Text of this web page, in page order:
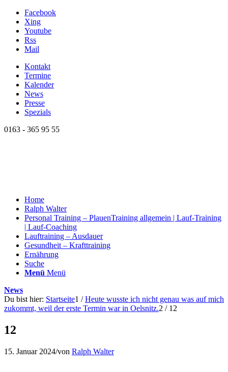
Facebook
Xing
Youtube
Rss
Mail
Kontakt
Termine
Kalender
News
Presse
Spezials
0163 - 365 95 55
Home
Ralph Walter
Personal Training – PlauenTraining allgemein | Lauf-Training
| Lauf-Coaching
Lauftraining – Ausdauer
Gesundheit – Krafttraining
Ernährung
Suche
Menü Menü
News
Du bist hier: Startseite1 / Heute wusste ich nicht genau was auf mich
zukommt, weil der erste Termin war in Oelsnitz.2 / 12
12
15. Januar 2024/von Ralph Walter